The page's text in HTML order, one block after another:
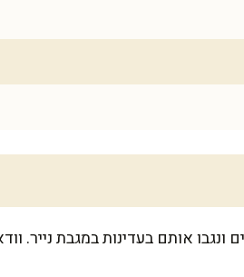
אותם בעדינות במגבת נייר.